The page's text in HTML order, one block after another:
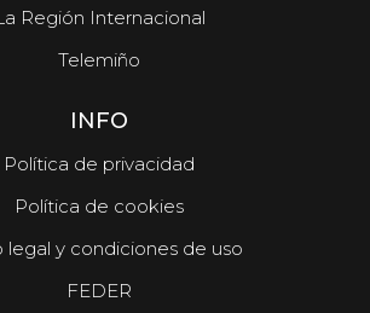
Región Internacional
Telemiño
INFO
Política de privacidad
Política de cookies
legal y condiciones de uso
FEDER